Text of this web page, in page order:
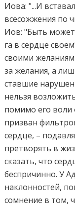
Иова: "...И
всесожжения по
Иов: "Быть
га в сердце
своими
за желания, а
ставшие
нельзя
помимо его воли
призван
сердце, –
претворять в
сказать, что
беспричинно. У
наклонностей,
сомнение в том,